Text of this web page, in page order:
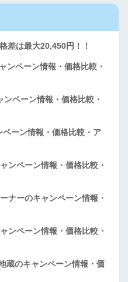
差は最大20,450円！！
ペーン情報・価格比較・
ペーン情報・価格比較・
ーン情報・価格比較・ア
ンペーン情報・価格比較・
ーのキャンペーン情報・
ンペーン情報・価格比較・
のキャンペーン情報・価